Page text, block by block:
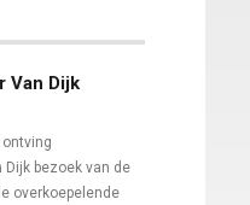
Van Dijk
ontving
bezoek van de
overkoepelende